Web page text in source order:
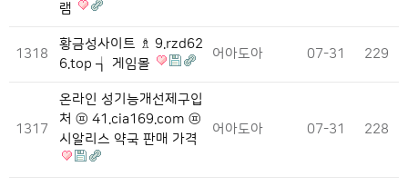
램
1318
황금성사이트 ♗ 9.rzd62
6.top ┪ 게임몰
어아도아 07-31 229
1317
온라인 성기능개선제구입
처 ㉬ 41.cia169.com ㉬
시알리스 약국 판매 가격
어아도아 07-31 228